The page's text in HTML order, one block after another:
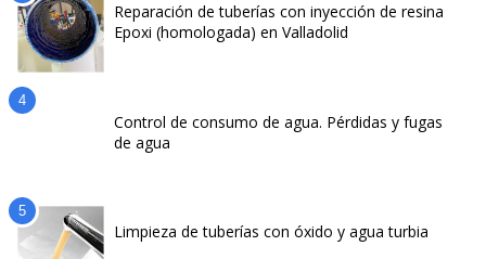
Reparación de tuberías con inyección de resina
Epoxi (homologada) en Valladolid
Control de consumo de agua. Pérdidas y fugas
de agua
Limpieza de tuberías con óxido y agua turbia